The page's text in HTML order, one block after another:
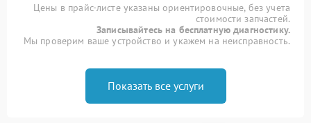
Цены в прайс-листе указаны ориентировочные, без учета
стоимости запчастей.
Записывайтесь на бесплатную диагностику.
Мы проверим ваше устройство и укажем на неисправность.
Показать все услуги